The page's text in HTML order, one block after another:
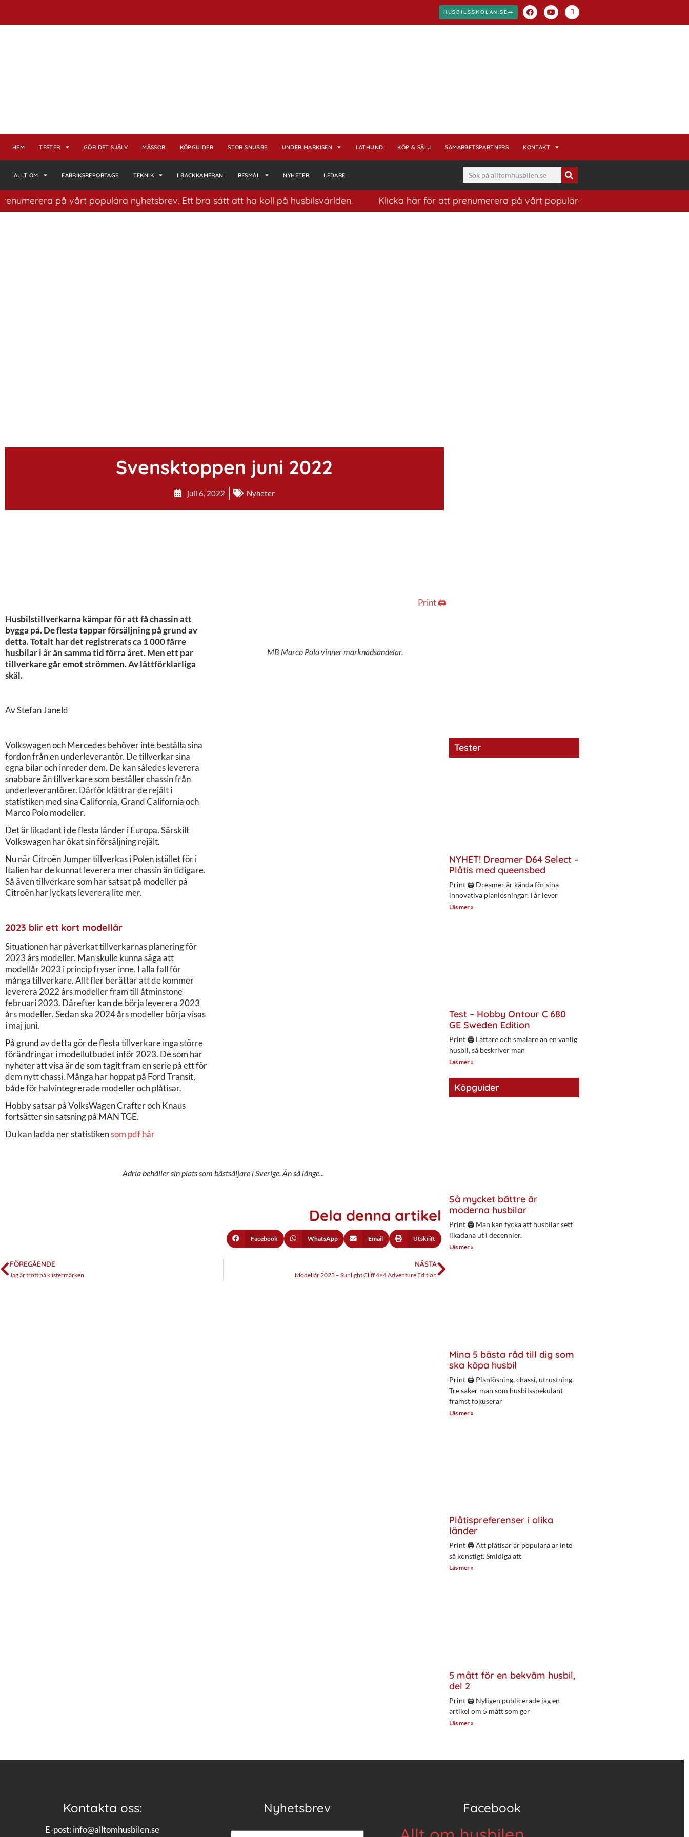
HUSBILSSKOLAN.SE
HEM TESTER GÖR DET SJÄLV MÄSSOR KÖPGUIDER STOR SNUBBE UNDER MARKISEN LATHUND KÖP & SÄLJ SAMARBETSPARTNERS KONTAKT
ALLT OM FABRIKSREPORTAGE TEKNIK I BACKKAMERAN RESMÅL NYHETER LEDARE
på vårt populära nyhetsbrev. Ett bra sätt att ha koll på husbilsvärlden. Klicka här för att prenumerera på vårt populära nyhetsbrev. Ett bra sätt att ha
Svensktoppen juni 2022
juli 6, 2022 Nyheter
Print 🖨
Husbilstillverkarna kämpar för att få chassin att
bygga på. De flesta tappar försäljning på grund av
detta. Totalt har det registrerats ca 1 000 färre
husbilar i år än samma tid förra året. Men ett par
tillverkare går emot strömmen. Av lättförklarliga
skäl.
Av Stefan Janeld
Volkswagen och Mercedes behöver inte beställa sina
fordon från en underleverantör. De tillverkar sina
egna bilar och inreder dem. De kan således leverera
snabbare än tillverkare som beställer chassin från
underleverantörer. Därför klättrar de rejält i
statistiken med sina California, Grand California och
Marco Polo modeller.
Det är likadant i de flesta länder i Europa. Särskilt
Volkswagen har ökat sin försäljning rejält.
Nu när Citroën Jumper tillverkas i Polen istället för i
Italien har de kunnat leverera mer chassin än tidigare.
Så även tillverkare som har satsat på modeller på
Citroën har lyckats leverera lite mer.
2023 blir ett kort modellår
Situationen har påverkat tillverkarnas planering för
2023 års modeller. Man skulle kunna säga att
modellår 2023 i princip fryser inne. I alla fall för
många tillverkare. Allt fler berättar att de kommer
leverera 2022 års modeller fram till åtminstone
februari 2023. Därefter kan de börja leverera 2023
års modeller. Sedan ska 2024 års modeller börja visas
i maj juni.
På grund av detta gör de flesta tillverkare inga större
förändringar i modellutbudet inför 2023. De som har
nyheter att visa är de som tagit fram en serie på ett för
dem nytt chassi. Många har hoppat på Ford Transit,
både för halvintegrerade modeller och plåtisar.
Hobby satsar på VolksWagen Crafter och Knaus
fortsätter sin satsning på MAN TGE.
Du kan ladda ner statistikensom pdf här
MB Marco Polo vinner marknadsandelar.
Adria behåller sin plats som bästsäljare i Sverige. Än så länge...
Dela denna artikel
Facebook WhatsApp Email Utskrift
FÖREGÅENDE
Jag är trött på klistermärken
NÄSTA
Modellår 2023 – Sunlight Cliff 4×4 Adventure Edition
Tester
NYHET! Dreamer D64 Select –
Plåtis med queensbed
Print 🖨 Dreamer är kända för sina
innovativa planlösningar. I år lever
Läs mer »
Test – Hobby Ontour C 680
GE Sweden Edition
Print 🖨 Lättare och smalare än en vanlig
husbil, så beskriver man
Läs mer »
Köpguider
Så mycket bättre är
moderna husbilar
Print 🖨 Man kan tycka att husbilar sett
likadana ut i decennier.
Läs mer »
Mina 5 bästa råd till dig som
ska köpa husbil
Print 🖨 Planlösning, chassi, utrustning.
Tre saker man som husbilsspekulant
främst fokuserar
Läs mer »
Plåtispreferenser i olika
länder
Print 🖨 Att plåtisar är populära är inte
så konstigt. Smidiga att
Läs mer »
5 mått för en bekväm husbil,
del 2
Print 🖨 Nyligen publicerade jag en
artikel om 5 mått som ger
Läs mer »
Kontakta oss:
E-post: info@alltomhusbilen.se
Nyhetsbrev Facebook